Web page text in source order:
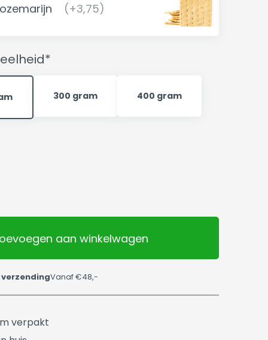
(+3,75)
300 gram 400 gram
aan winkelwagen
Vanaf €48,-
verpakt